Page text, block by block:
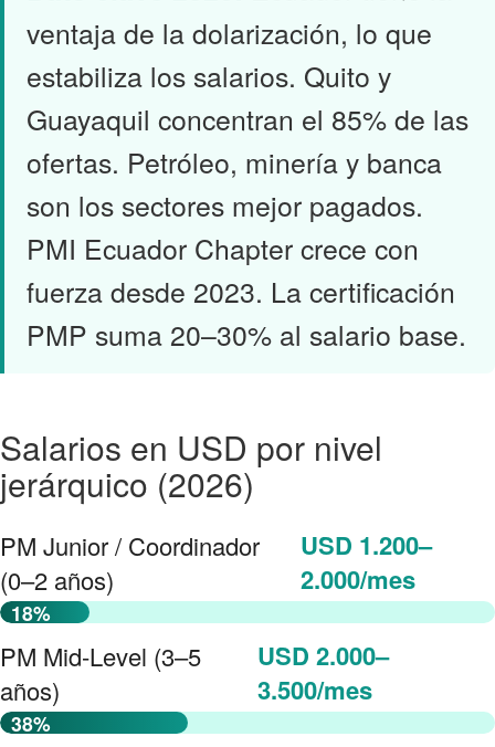
ventaja de la dolarización, lo que
estabiliza los salarios. Quito y
Guayaquil concentran el 85% de las
ofertas. Petróleo, minería y banca
son los sectores mejor pagados.
PMI Ecuador Chapter crece con
fuerza desde 2023. La certificación
PMP suma 20–30% al salario base.
Salarios en USD por nivel
jerárquico (2026)
PM Junior / Coordinador
(0–2 años)
USD 1.200–
2.000/mes
18%
PM Mid-Level (3–5
años)
USD 2.000–
3.500/mes
38%